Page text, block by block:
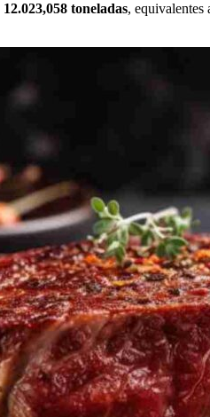
12.023,058 toneladas, equivalentes